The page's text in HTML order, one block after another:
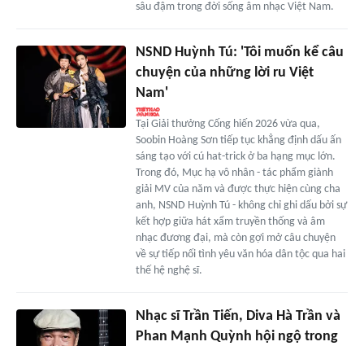
sâu đậm trong đời sống âm nhạc Việt Nam.
NSND Huỳnh Tú: 'Tôi muốn kể câu
chuyện của những lời ru Việt
Nam'
Tại Giải thưởng Cống hiến 2026 vừa qua,
Soobin Hoàng Sơn tiếp tục khẳng định dấu ấn
sáng tạo với cú hat-trick ở ba hạng mục lớn.
Trong đó, Mục hạ vô nhân - tác phẩm giành
giải MV của năm và được thực hiện cùng cha
anh, NSND Huỳnh Tú - không chỉ ghi dấu bởi sự
kết hợp giữa hát xẩm truyền thống và âm
nhạc đương đại, mà còn gợi mở câu chuyện
về sự tiếp nối tình yêu văn hóa dân tộc qua hai
thế hệ nghệ sĩ.
Nhạc sĩ Trần Tiến, Diva Hà Trần và
Phan Mạnh Quỳnh hội ngộ trong